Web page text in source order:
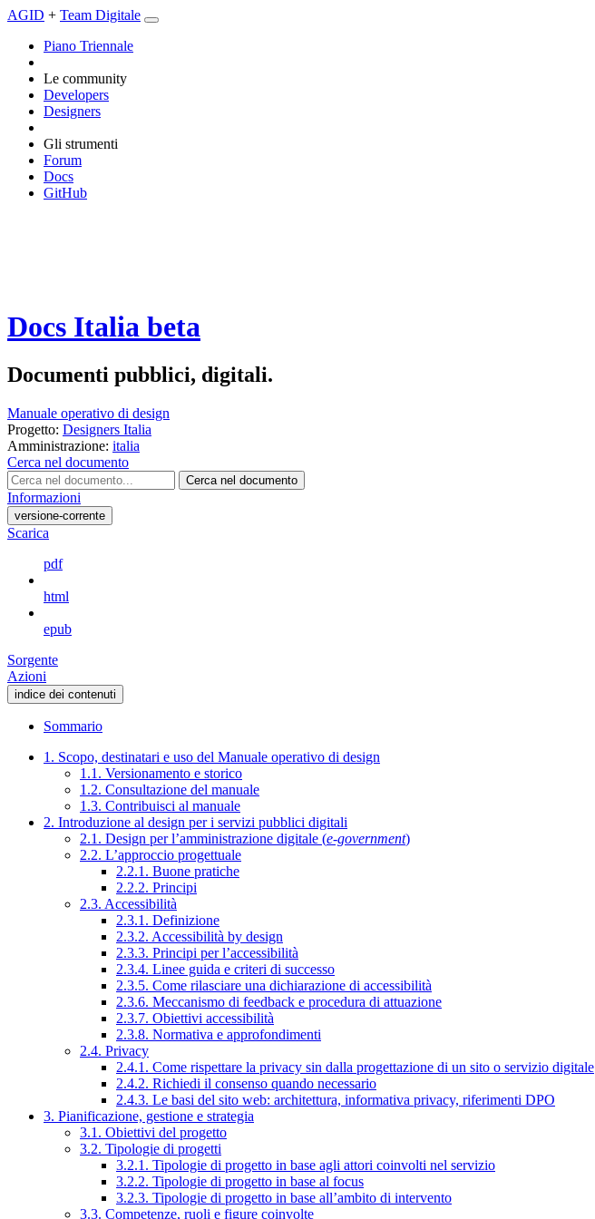
AGID + Team Digitale
Piano Triennale
Le community
Developers
Designers
Gli strumenti
Forum
Docs
GitHub
Docs Italia beta
Documenti pubblici, digitali.
Manuale operativo di design
Progetto: Designers Italia
Amministrazione: italia
Cerca nel documento
Cerca nel documento
Informazioni
versione-corrente
Scarica
pdf
html
epub
Sorgente
Azioni
indice dei contenuti
Sommario
1. Scopo, destinatari e uso del Manuale operativo di design
1.1. Versionamento e storico
1.2. Consultazione del manuale
1.3. Contribuisci al manuale
2. Introduzione al design per i servizi pubblici digitali
2.1. Design per l’amministrazione digitale (e-government)
2.2. L’approccio progettuale
2.2.1. Buone pratiche
2.2.2. Principi
2.3. Accessibilità
2.3.1. Definizione
2.3.2. Accessibilità by design
2.3.3. Principi per l’accessibilità
2.3.4. Linee guida e criteri di successo
2.3.5. Come rilasciare una dichiarazione di accessibilità
2.3.6. Meccanismo di feedback e procedura di attuazione
2.3.7. Obiettivi accessibilità
2.3.8. Normativa e approfondimenti
2.4. Privacy
2.4.1. Come rispettare la privacy sin dalla progettazione di un sito o servizio digitale
2.4.2. Richiedi il consenso quando necessario
2.4.3. Le basi del sito web: architettura, informativa privacy, riferimenti DPO
3. Pianificazione, gestione e strategia
3.1. Obiettivi del progetto
3.2. Tipologie di progetti
3.2.1. Tipologie di progetto in base agli attori coinvolti nel servizio
3.2.2. Tipologie di progetto in base al focus
3.2.3. Tipologie di progetto in base all’ambito di intervento
3.3. Competenze, ruoli e figure coinvolte